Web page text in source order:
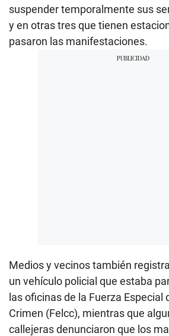
suspender temporalmente sus
y en otras tres que tienen
pasaron las manifestaciones.
Medios y vecinos también
un vehículo policial que estaba
las oficinas de la Fuerza Especial
Crimen (Felcc), mientras que
callejeras denunciaron que los